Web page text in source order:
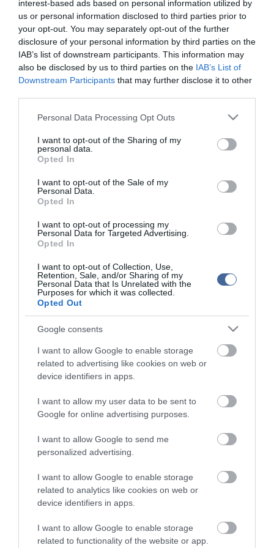
interest-based ads based on personal information utilized by
us or personal information disclosed to third parties prior to
your opt-out. You may separately opt-out of the further
disclosure of your personal information by third parties on the
IAB’s list of downstream participants. This information may
also be disclosed by us to third parties on the IAB’s List of
Downstream Participants that may further disclose it to other
Please note that this website/app uses one or more Google
not limited to your visit or usage behaviour. You may click to
grant or deny consent to Google and its third-party tags to
use your data for below specified purposes in below Google
consent section.
Personal Data Processing Opt Outs
I want to opt-out of the Sharing of my
personal data.
Opted In
I want to opt-out of the Sale of my
Personal Data.
Opted In
I want to opt-out of processing my
Personal Data for Targeted Advertising.
Opted In
I want to opt-out of Collection, Use,
Retention, Sale, and/or Sharing of my
Personal Data that Is Unrelated with the
Purposes for which it was collected.
Opted Out
Google consents
I want to allow Google to enable storage
related to advertising like cookies on web or
device identifiers in apps.
I want to allow my user data to be sent to
Google for online advertising purposes.
I want to allow Google to send me
personalized advertising.
I want to allow Google to enable storage
related to analytics like cookies on web or
device identifiers in apps.
I want to allow Google to enable storage
related to functionality of the website or app.
korábban elbocsátott Torkos Matild. A Valasz.hu információi szerint
a Via.hu-nál – vendégszerzőként – Bayer Zsolt, a Magyar Hírlap
publicistájának munkájára is számítanak majd - olvasható a
cikkben.
Kapcsolódó írások:
Harrach: a Simicska-média már nem tájékozódási pont
Bojkottálja a Fidesz a Simicska-médiát
Die Welt: "számos őskonzervatív torkig van mindenekelőtt
Habony Árpáddal"
belépője"
tükrözik. A szerkesztőség mindössze a hírek publikációjával foglalkozik, a
kommenteket nem tudja befolyásolni - azok az olvasók személyes véleményét
tartalmazzák.
Kérjük, kulturáltan, mások személyiségi jogainak és jó hírnevének tiszteletben
ma.hu legfrissebb hírei:
Hulladékvadászat indul a Dunán: a rekordalacsony vízállás
Vitézy Dávid: háromszor annyian utaznak a komlói
vonalon, mint korábban a pótlóbuszokon
Vitézy Dávid: 2,3 milliárd forint került vissza az államhoz
egy útdíjrendszeres ügylet felülvizsgálata után
Saját életét is kockára tette a magyar erdész, hogy
Második világháborús MG-42 géppuskát emeltek ki a
Dunából - a rendőrség lefoglalta